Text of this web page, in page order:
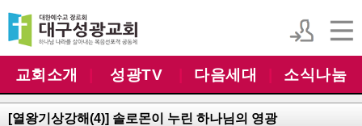
교회소개 성광TV 다음세대 소식나눔
[열왕기상강해(4)] 솔로몬이 누린 하나님의 영광